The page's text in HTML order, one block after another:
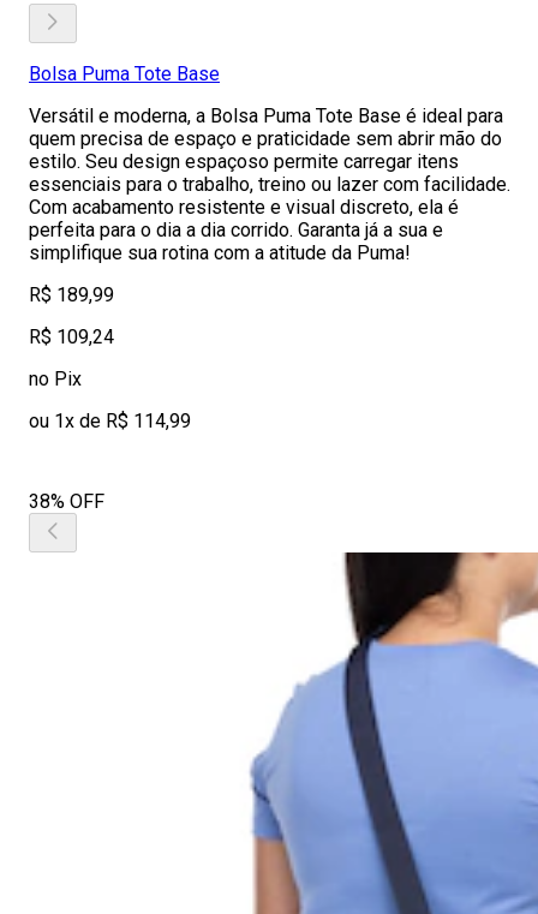
Bolsa Puma Tote Base
Versátil e moderna, a Bolsa Puma Tote Base é ideal para
quem precisa de espaço e praticidade sem abrir mão do
estilo. Seu design espaçoso permite carregar itens
essenciais para o trabalho, treino ou lazer com facilidade.
Com acabamento resistente e visual discreto, ela é
perfeita para o dia a dia corrido. Garanta já a sua e
simplifique sua rotina com a atitude da Puma!
R$ 189,99
R$ 109,24
no Pix
ou 1x de R$ 114,99
38% OFF